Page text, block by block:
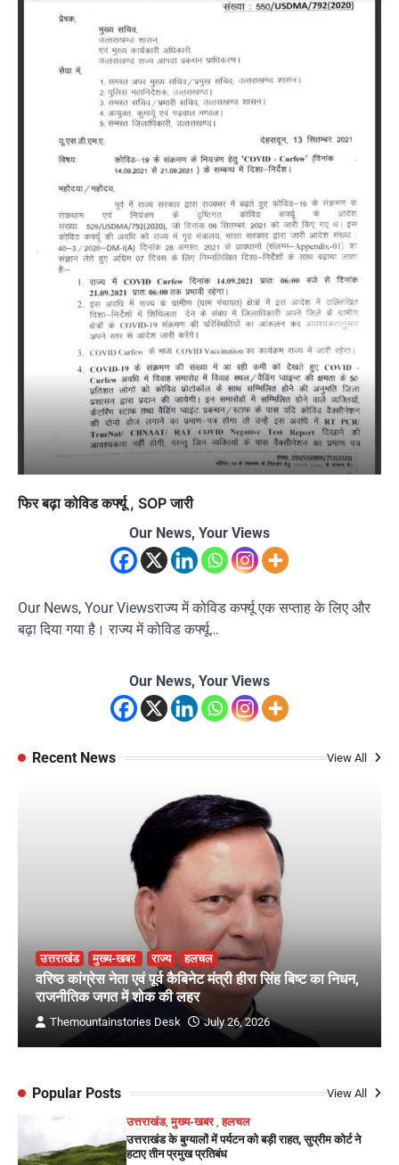
फिर बढ़ा कोविड कर्फ्यू , SOP जारी
Our News, Your Views
Our News, Your Viewsराज्य में कोविड कर्फ्यू एक सप्ताह के लिए और
बढ़ा दिया गया है। राज्य में कोविड कर्फ्यू…
Our News, Your Views
Recent News View All
उत्तराखंड मुख्य-खबर राज्य हलचल
वरिष्ठ कांग्रेस नेता एवं पूर्व कैबिनेट मंत्री हीरा सिंह बिष्ट का निधन,
राजनीतिक जगत में शोक की लहर
Themountainstories Desk July 26, 2026
Popular Posts View All
उत्तराखंड,मुख्य-खबर,हलचल
उत्तराखंड के बुग्यालों में पर्यटन को बड़ी राहत, सुप्रीम कोर्ट ने
हटाए तीन प्रमुख प्रतिबंध